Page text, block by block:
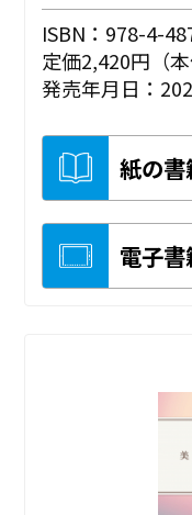
ISBN：978-4-
定価2,420円（
発売年月日：
紙の
電子